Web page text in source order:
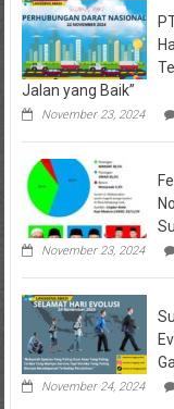
Jalan yang Baik”
November 23, 2024
November 23, 2024
November 24, 2024